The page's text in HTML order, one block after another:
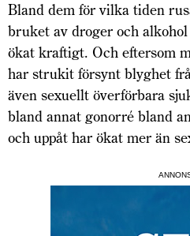
Bland dem för vilka tiden
bruket av droger och
ökat kraftigt. Och eftersom
har strukit försynt blyghet
även sexuellt överförbara
bland annat gonorré bland
och uppåt har ökat mer än